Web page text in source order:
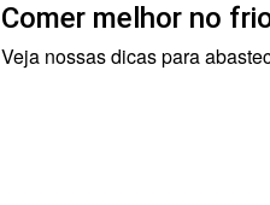
Comer melhor no
Veja nossas dicas para